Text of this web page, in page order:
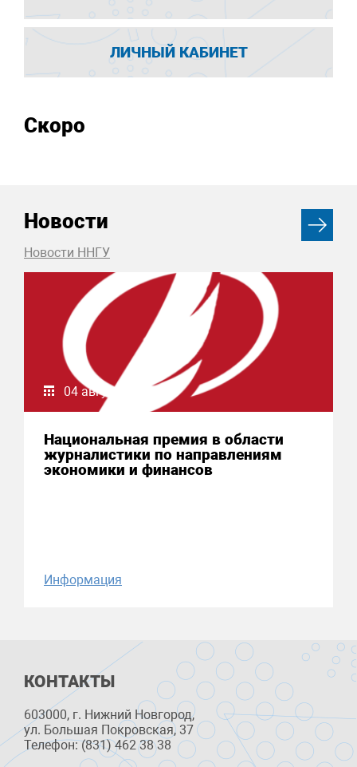
ЛИЧНЫЙ КАБИНЕТ
Скоро
Новости
Новости ННГУ
04 августа 2026
Национальная премия в области
журналистики по направлениям
экономики и финансов
Информация
КОНТАКТЫ
603000, г. Нижний Новгород,
ул. Большая Покровская, 37
Телефон: (831) 462 38 38